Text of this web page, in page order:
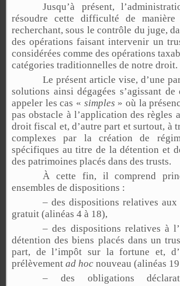
Jusqu’à présent,
résoudre cette difficulté de manière
recherchant, sous le contrôle du juge,
des opérations faisant intervenir un
considérées comme des opérations
catégories traditionnelles de notre droit.
Le présent article vise, d’une
solutions ainsi dégagées s’agissant
appeler les cas « simples » où la
pas obstacle à l’application des règles
droit fiscal et, d’autre part et surtout, à
complexes par la création de
spécifiques au titre de la détention et
des patrimoines placés dans des trusts.
À cette fin, il comprend
ensembles de dispositions :
– des dispositions relatives
gratuit (alinéas 4 à 18),
– des dispositions relatives à
détention des biens placés dans un
part, de l’impôt sur la fortune et,
prélèvement ad hoc nouveau (alinéas
– des obligations